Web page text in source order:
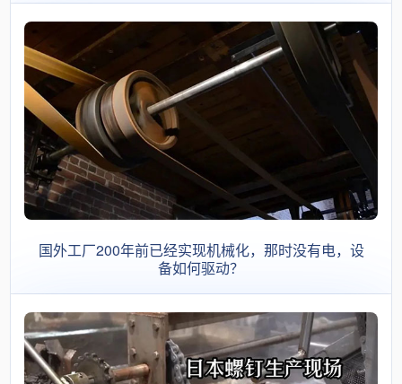
国外工厂200年前已经实现机械化，那时没有电，设
备如何驱动？